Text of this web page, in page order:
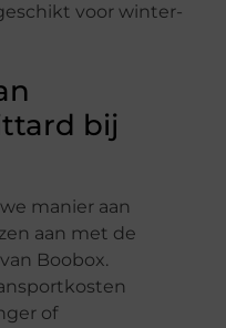
voor winter-
bij
manier aan
aan met de
Boobox.
of